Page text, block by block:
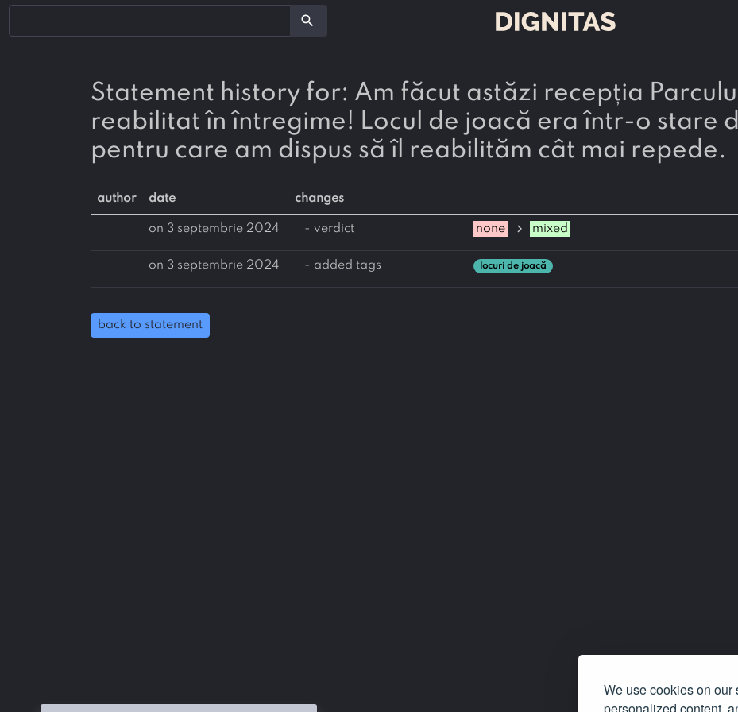
We use cookies on
search
Statement history for: Am făcut astăzi recepția Parcului Sălaj, care a fost
reabilitat în întregime! Locul de joacă era într-o stare
pentru care am dispus să îl reabilităm cât mai repede.
author date changes
on 3 septembrie 2024 - verdict none chevron_right mixed
on 3 septembrie 2024 - added tags locuri de joacă
back to statement